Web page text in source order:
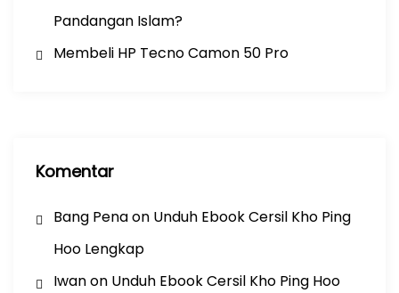
Pandangan Islam?
Membeli HP Tecno Camon 50 Pro
Komentar
Bang Penaon Unduh Ebook Cersil Kho Ping
Hoo Lengkap
Iwanon Unduh Ebook Cersil Kho Ping Hoo